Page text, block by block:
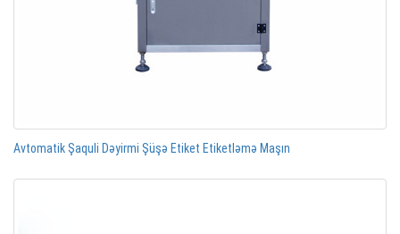
Avtomatik Şaquli Dəyirmi Şüşə Etiket Etiketləmə Maşın